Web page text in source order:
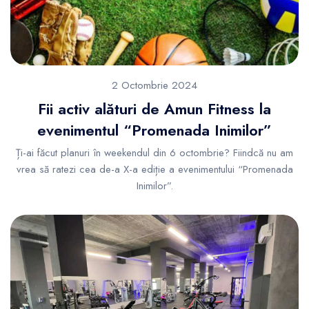
2 Octombrie 2024
Fii activ alături de Amun Fitness la
evenimentul “Promenada Inimilor”
Ți-ai făcut planuri în weekendul din 6 octombrie? Fiindcă nu am
vrea să ratezi cea de-a X-a ediție a evenimentului “Promenada
Inimilor”.